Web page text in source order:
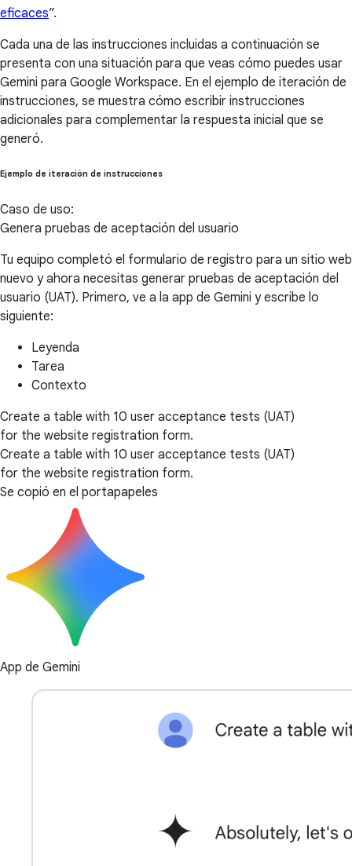
eficaces”.
Cada una de las instrucciones incluidas a continuación se
presenta con una situación para que veas cómo puedes usar
Gemini para Google Workspace. En el ejemplo de iteración de
instrucciones, se muestra cómo escribir instrucciones
adicionales para complementar la respuesta inicial que se
generó.
Ejemplo de iteración de instrucciones
Caso de uso:
Genera pruebas de aceptación del usuario
Tu equipo completó el formulario de registro para un sitio web
nuevo y ahora necesitas generar pruebas de aceptación del
usuario (UAT). Primero, ve a la app de Gemini y escribe lo
siguiente:
Leyenda
Tarea
Contexto
Create a table with 10 user acceptance tests (UAT)
for the website registration form.
Create a table with 10 user acceptance tests (UAT)
for the website registration form.
Se copió en el portapapeles
App de Gemini